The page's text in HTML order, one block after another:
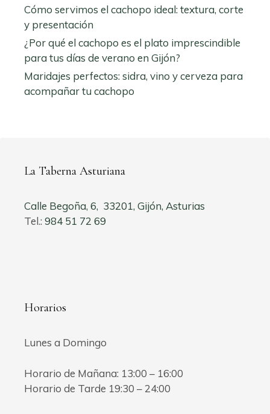
Cómo servimos el cachopo ideal: textura, corte
y presentación
¿Por qué el cachopo es el plato imprescindible
para tus días de verano en Gijón?
Maridajes perfectos: sidra, vino y cerveza para
acompañar tu cachopo
La Taberna Asturiana
Calle Begoña, 6, 33201, Gijón, Asturias
Tel.: 984 51 72 69
Horarios
Lunes a Domingo
Horario de Mañana: 13:00 – 16:00
Horario de Tarde 19:30 – 24:00